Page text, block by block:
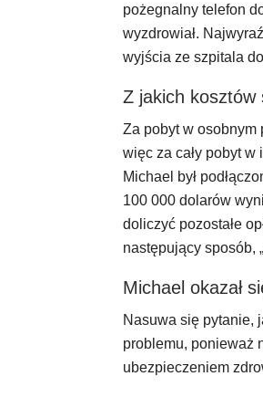
pożegnalny telefon
wyzdrowiał.
wyjścia ze szpitala
Z jakich kosztów
Za pobyt w osobnym
więc za cały pobyt w
Michael był
100 000 dolarów
doliczyć pozostałe
następujący sposób,
Michael okazał
Nasuwa się pytanie,
problemu, ponieważ
ubezpieczeniem